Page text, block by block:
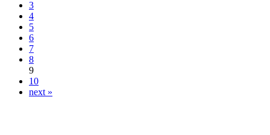
3
4
5
6
7
8
9
10
next »